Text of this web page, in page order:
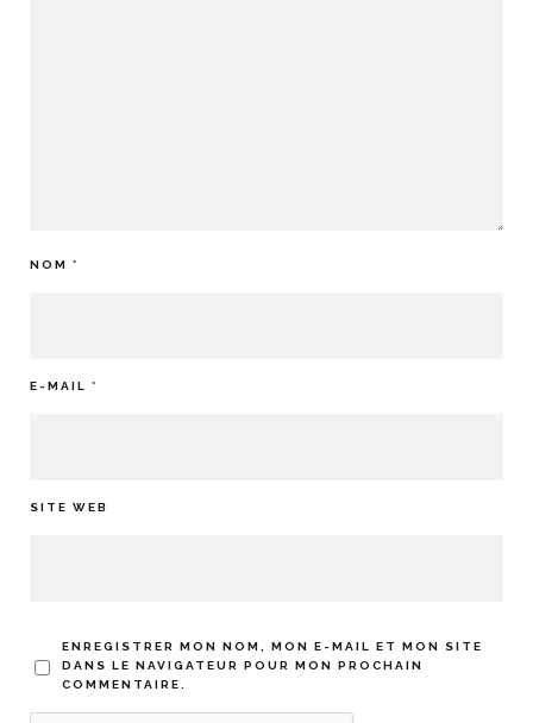
NOM *
E-MAIL *
SITE WEB
ENREGISTRER MON NOM, MON E-MAIL ET MON SITE
DANS LE NAVIGATEUR POUR MON PROCHAIN
COMMENTAIRE.